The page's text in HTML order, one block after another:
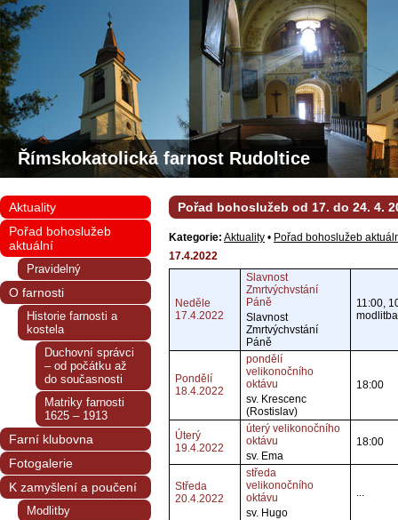
Římskokatolická farnost Rudoltice
Pořad bohoslužeb od 17. do 24. 4.
Kategorie: Aktuality • Pořad bohoslužeb
17.4.2022
Neděle
17.4.2022
Slavnost
Zmrtvýchvstání
Páně
Slavnost
Zmrtvýchvstání
Páně
11:00,
Pondělí
18.4.2022
pondělí
velikonočního
oktávu
sv. Krescenc
(Rostislav)
18:00
Úterý
19.4.2022
úterý velikonočního
oktávu
sv. Ema
18:00
Středa
20.4.2022
středa
velikonočního
oktávu
sv. Hugo
...
Aktuality
Pořad bohoslužeb
aktuální
Pravidelný
O farnosti
Historie farnosti a
kostela
Duchovní správci
– od počátku až
do současnosti
Matriky farnosti
1625 – 1913
Farní klubovna
Fotogalerie
K zamyšlení a poučení
Modlitby